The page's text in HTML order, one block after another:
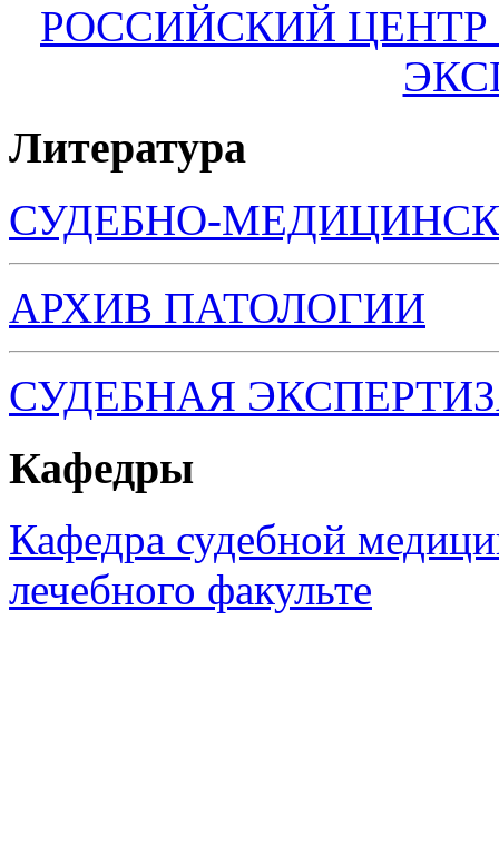
РОССИЙСКИЙ
Литература
СУДЕБНО-
АРХИВ ПАТОЛОГИИ
СУДЕБНАЯ
Кафедры
Кафедра судебной
лечебного факульте